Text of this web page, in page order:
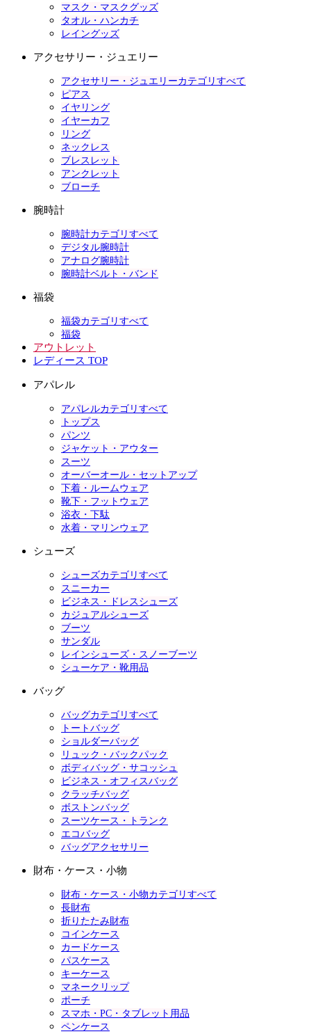
マスク・マスクグッズ
タオル・ハンカチ
レイングッズ
アクセサリー・ジュエリー
アクセサリー・ジュエリーカテゴリすべて
ピアス
イヤリング
イヤーカフ
リング
ネックレス
ブレスレット
アンクレット
ブローチ
腕時計
腕時計カテゴリすべて
デジタル腕時計
アナログ腕時計
腕時計ベルト・バンド
福袋
福袋カテゴリすべて
福袋
アウトレット
レディース TOP
アパレル
アパレルカテゴリすべて
トップス
パンツ
ジャケット・アウター
スーツ
オーバーオール・セットアップ
下着・ルームウェア
靴下・フットウェア
浴衣・下駄
水着・マリンウェア
シューズ
シューズカテゴリすべて
スニーカー
ビジネス・ドレスシューズ
カジュアルシューズ
ブーツ
サンダル
レインシューズ・スノーブーツ
シューケア・靴用品
バッグ
バッグカテゴリすべて
トートバッグ
ショルダーバッグ
リュック・バックパック
ボディバッグ・サコッシュ
ビジネス・オフィスバッグ
クラッチバッグ
ボストンバッグ
スーツケース・トランク
エコバッグ
バッグアクセサリー
財布・ケース・小物
財布・ケース・小物カテゴリすべて
長財布
折りたたみ財布
コインケース
カードケース
パスケース
キーケース
マネークリップ
ポーチ
スマホ・PC・タブレット用品
ペンケース